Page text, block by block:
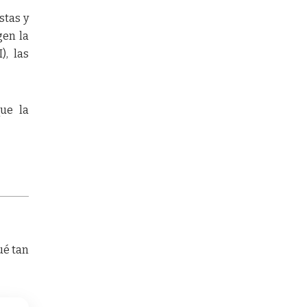
y
la
las
la
tan